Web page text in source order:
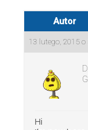
Autor
13 lutego, 2015 o
Hi